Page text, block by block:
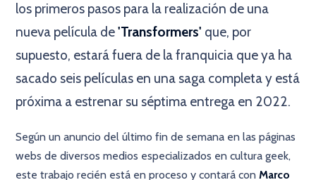
los primeros pasos para la realización de una
nueva película de'Transformers' que, por
supuesto, estará fuera de la franquicia que ya ha
sacado seis películas en una saga completa y está
próxima a estrenar su séptima entrega en 2022.
Según un anuncio del último fin de semana en las páginas
webs de diversos medios especializados en cultura geek,
este trabajo recién está en proceso y contará conMarco